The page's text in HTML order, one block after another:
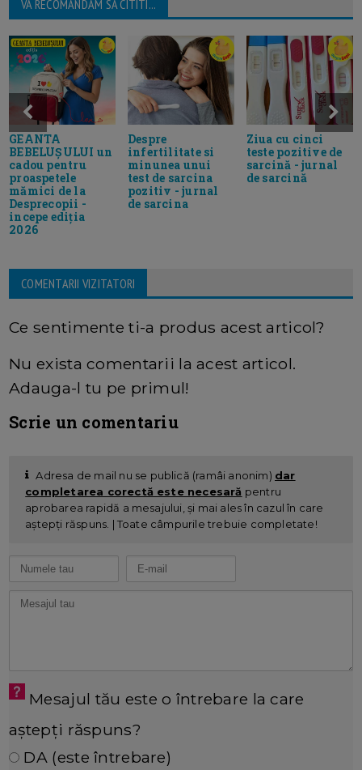
VA RECOMANDAM SA CITITI...
GEANTA
BEBELUȘULUI un
cadou pentru
proaspetele
mămici de la
Desprecopii -
incepe ediția
2026
Despre
infertilitate si
minunea unui
test de sarcina
pozitiv - jurnal
de sarcina
Ziua cu cinci
teste pozitive de
sarcină - jurnal
de sarcină
COMENTARII VIZITATORI
Ce sentimente ti-a produs acest articol?
Nu exista comentarii la acest articol.
Adauga-l tu pe primul!
Scrie un comentariu
Adresa de mail nu se publică (ramâi anonim) dar
completarea corectă este necesară pentru
aprobarea rapidă a mesajului, și mai ales în cazul în care
aștepți răspuns. | Toate câmpurile trebuie completate!
Mesajul tău este o întrebare la care
aștepți răspuns?
DA (este întrebare)